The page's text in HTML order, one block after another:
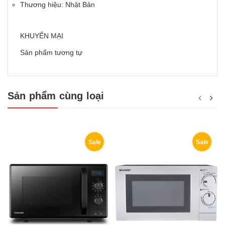
Thương hiệu: Nhật Bản
KHUYẾN MẠI
Sản phẩm tương tự
Sản phẩm cùng loại
Sale Sale